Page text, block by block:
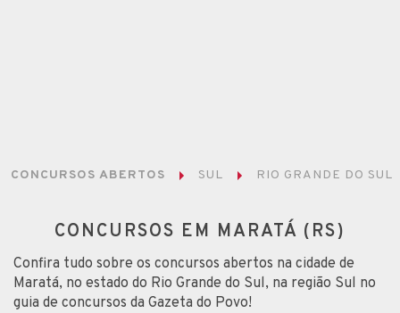
CONCURSOS ABERTOS SUL RIO GRANDE DO SUL
CONCURSOS EM MARATÁ (RS)
Confira tudo sobre os concursos abertos na cidade de
Maratá, no estado do Rio Grande do Sul, na região Sul no
guia de concursos da Gazeta do Povo!